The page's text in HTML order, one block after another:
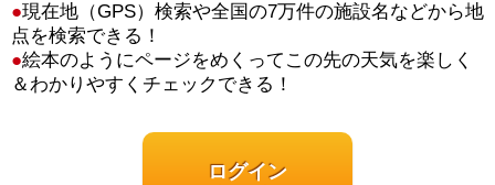
●現在地（GPS）検索や全国の7万件の施設名などから地
点を検索できる！
●絵本のようにページをめくってこの先の天気を楽しく
＆わかりやすくチェックできる！
ログイン